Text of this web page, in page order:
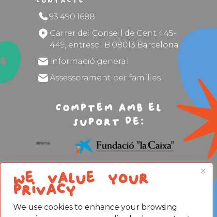
We value your
privacy
We use cookies to enhance your browsing
93 490 1688
Carrer del Consell de Cent 445-
449, entresol B 08013 Barcelona
Informació general
Assessorament per famílies
Comptem amb el
suport de:
Avís legal